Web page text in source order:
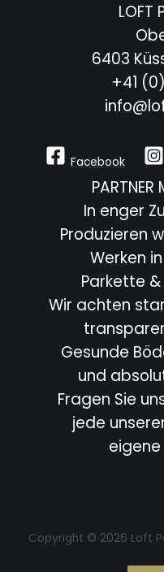
LOFT
6403
+41
Facebook
PARTNER
In enger
Produzieren
Werken
Parkette
Wir achten
Gesunde
und
Fragen Sie
jede
Copyright © 2026 Loft